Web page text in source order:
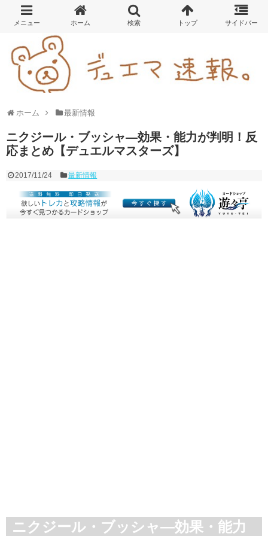
ホーム 最新情報
ニクジール・ブッシャ―効果・能力が判明！反
応まとめ【デュエルマスターズ】
2017/11/24 最新情報
ニクジール・ブッシャ―効果・能力